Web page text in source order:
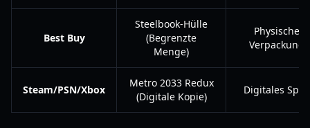
Best Buy
Steelbook-Hülle
(Begrenzte
Menge)
Physische
Verpackung
Steam/PSN/Xbox
Metro 2033 Redux
(Digitale Kopie)
Digitales Spiel